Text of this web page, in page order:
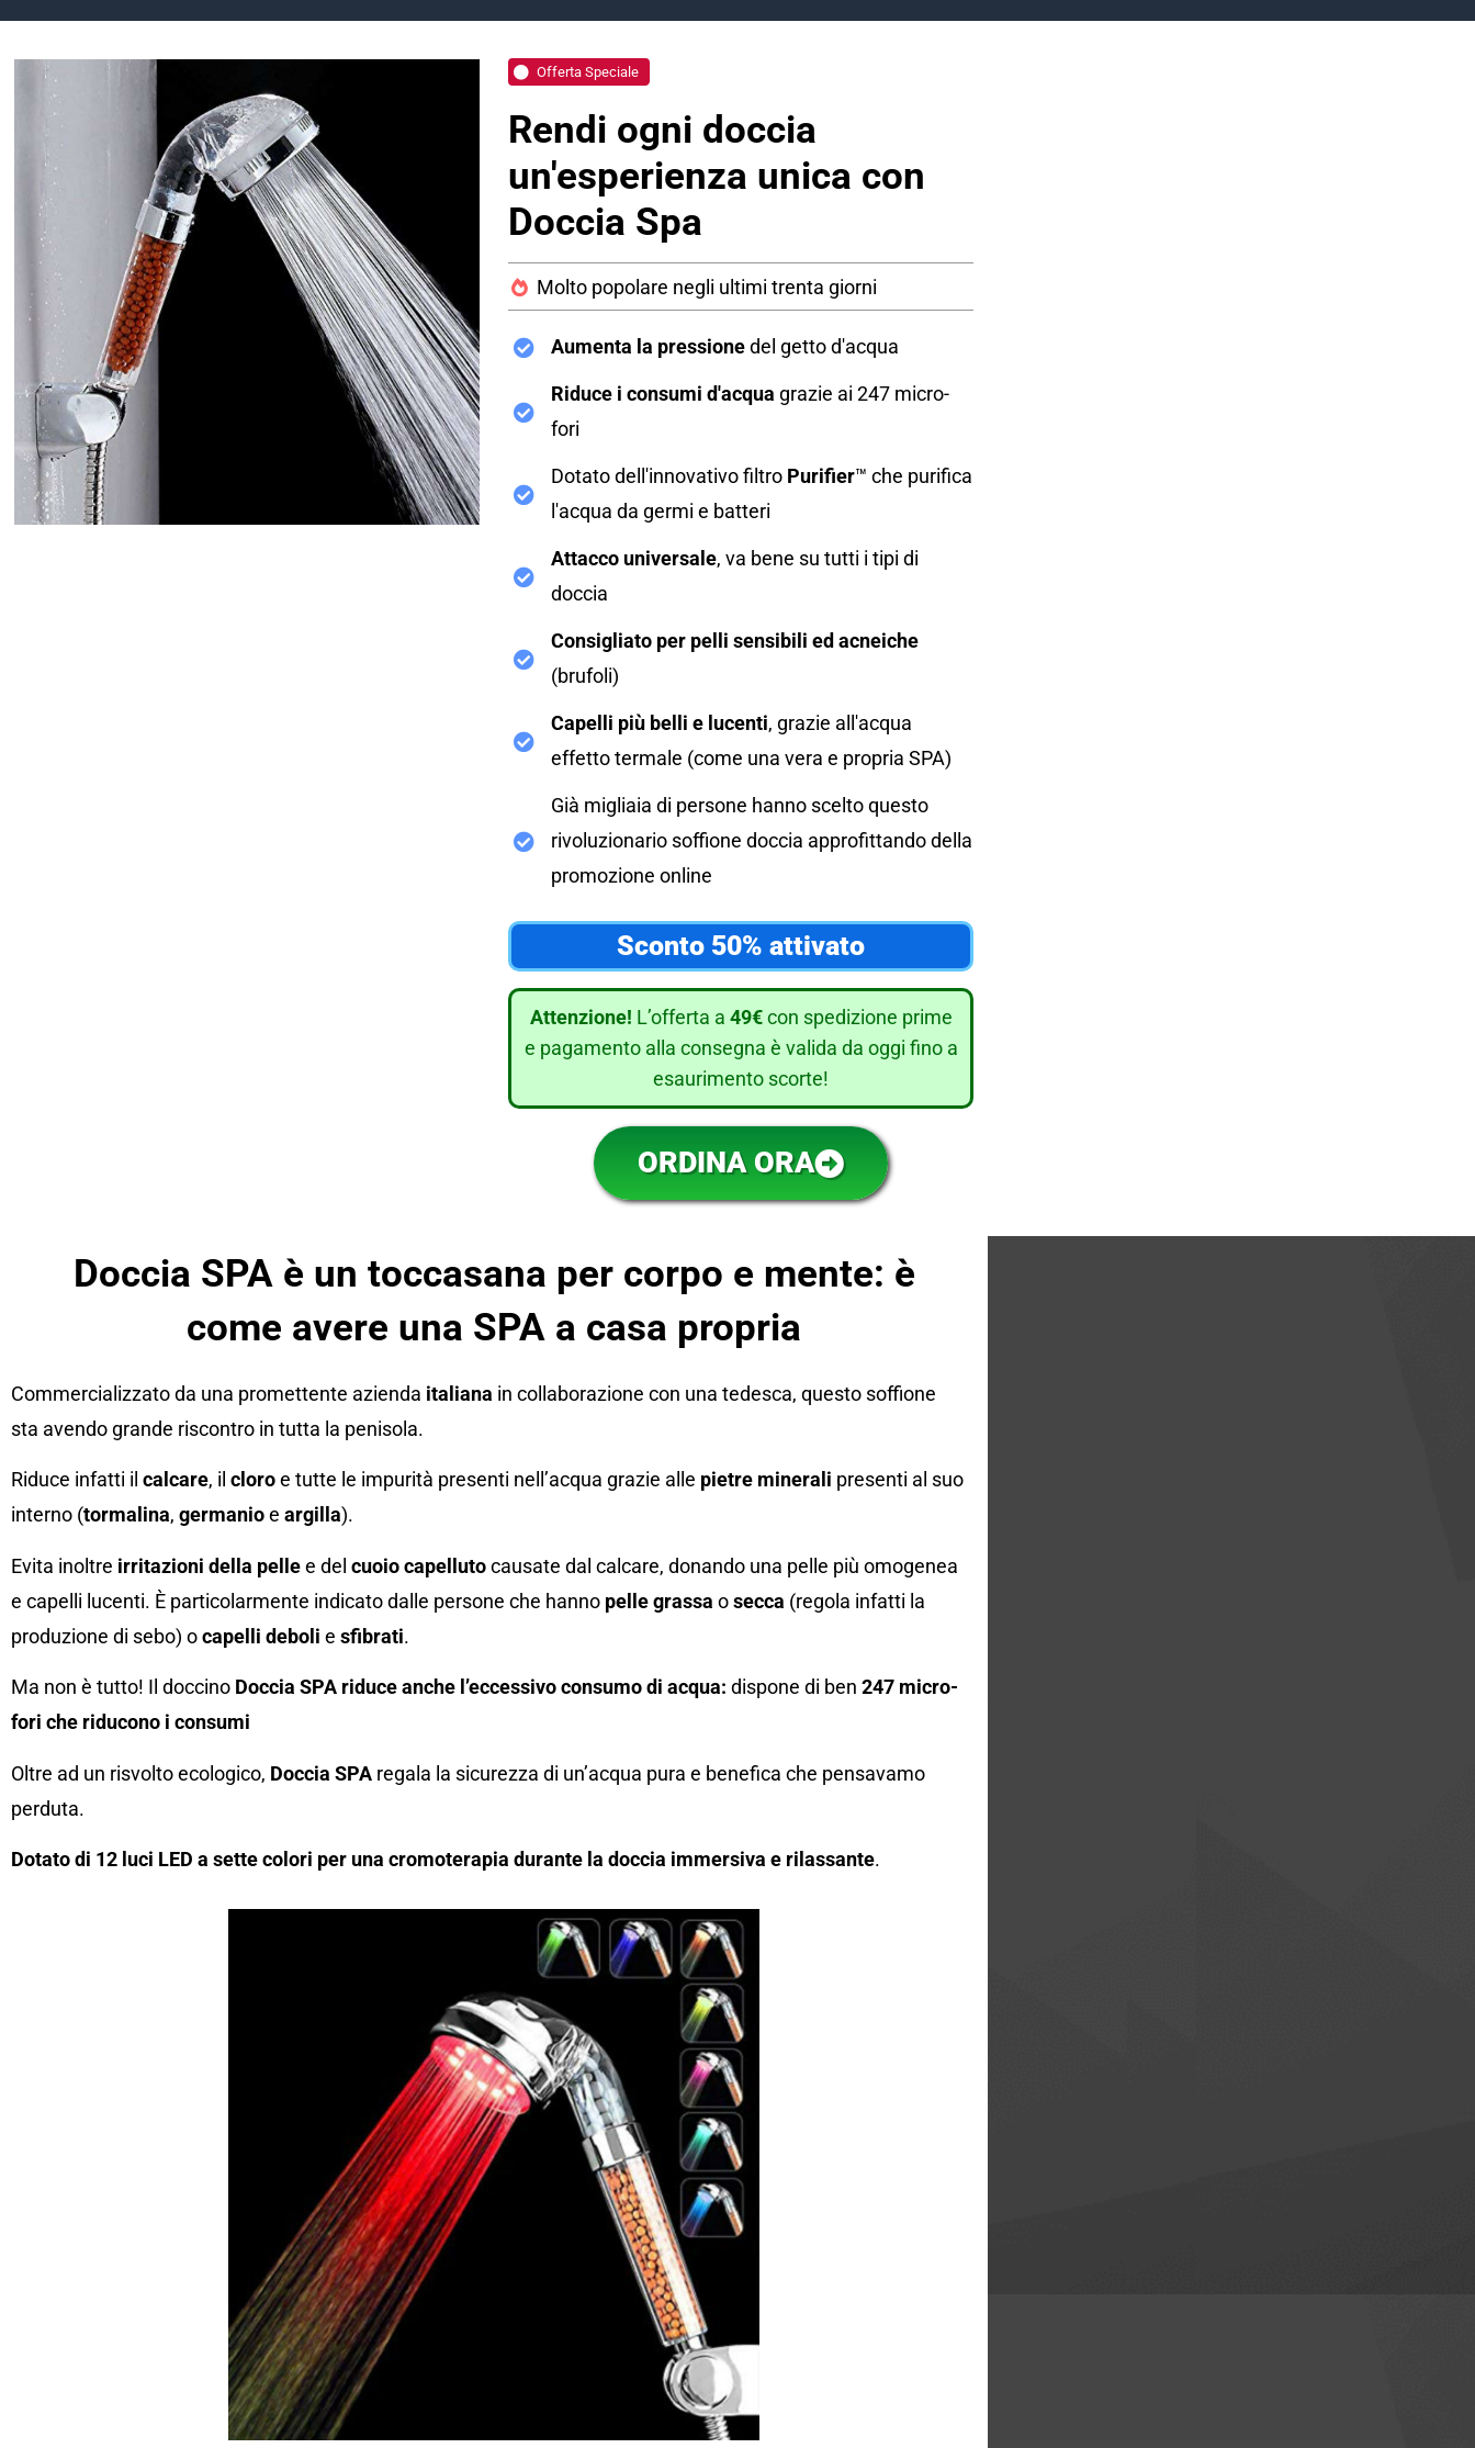
Offerta Speciale
Rendi ogni doccia
un'esperienza unica con
Doccia Spa
Molto popolare negli ultimi trenta giorni
Aumenta la pressionedel getto d'acqua
Riduce i consumi d'acqua grazie ai 247 micro-
fori
Dotato dell'innovativo filtro Purifier™ che purifica
l'acqua da germi e batteri
Attacco universale, va bene su tutti i tipi di
doccia
Consigliato per pelli sensibili ed acneiche
(brufoli)
Capelli più belli e lucenti, grazie all'acqua
effetto termale (come una vera e propria SPA)
Già migliaia di persone hanno scelto questo
rivoluzionario soffione doccia approfittando della
promozione online
Sconto 50% attivato
Attenzione! L’offerta a 49€con spedizione prime
e pagamento alla consegna è valida da oggi fino a
esaurimento scorte!
ORDINA ORA
Doccia SPA è un toccasana per corpo e mente: è
come avere una SPA a casa propria
Commercializzato da una promettente azienda italiana in collaborazione con una tedesca, questo soffione
sta avendo grande riscontro in tutta la penisola.
Riduce infatti il calcare, il cloroe tutte le impurità presenti nell’acqua grazie alle pietre minerali presenti al suo
interno (tormalina, germanioe argilla).
Evita inoltre irritazioni della pellee del cuoio capellutocausate dal calcare, donando una pelle più omogenea
e capelli lucenti. È particolarmente indicato dalle persone che hanno pelle grassa osecca (regola infatti la
produzione di sebo) ocapelli deboli e sfibrati.
Ma non è tutto! Il doccino Doccia SPA riduce anche l’eccessivo consumo di acqua: dispone di ben 247 micro-
fori che riducono i consumi
Oltre ad un risvolto ecologico, Doccia SPA regala la sicurezza di un’acqua pura e benefica che pensavamo
perduta.
Dotato di 12 luci LED a sette colori per una cromoterapia durante la doccia immersiva e rilassante.